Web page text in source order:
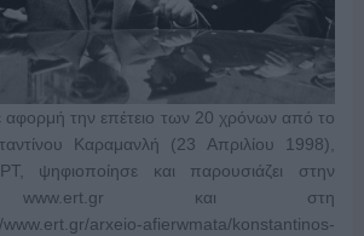
την επέτειο των 20 χρόνων από το
Καραμανλή (23 Απριλίου 1998),
ψηφιοποίησε και παρουσιάζει στην
www.ert.gr και στη
arxeio-afierwmata/konstantinos-